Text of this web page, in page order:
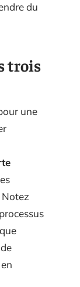
du
trois
une